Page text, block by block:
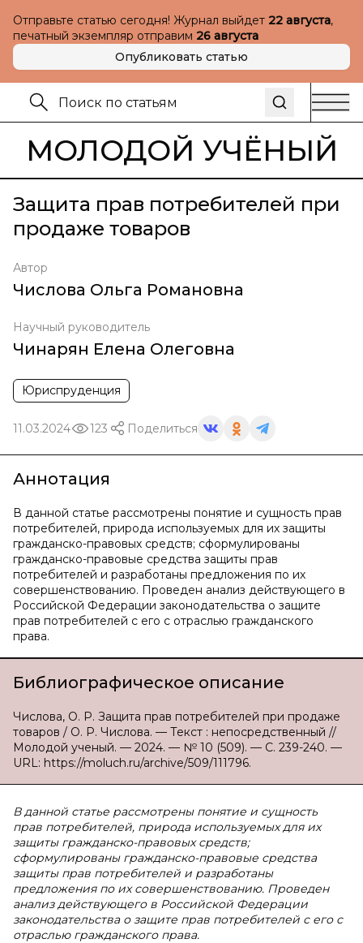
Отправьте статью сегодня! Журнал выйдет 22 августа,
печатный экземпляр отправим 26 августа
Опубликовать статью
МОЛОДОЙ УЧЁНЫЙ
Защита прав потребителей при
продаже товаров
Автор
Числова Ольга Романовна
Научный руководитель
Чинарян Елена Олеговна
Юриспруденция
11.03.2024 123 Поделиться
Аннотация
В данной статье рассмотрены понятие и сущность прав
потребителей, природа используемых для их защиты
гражданско-правовых средств; сформулированы
гражданско-правовые средства защиты прав
потребителей и разработаны предложения по их
совершенствованию. Проведен анализ действующего в
Российской Федерации законодательства о защите
прав потребителей с его с отраслью гражданского
права.
Библиографическое описание
Числова, О. Р. Защита прав потребителей при продаже
товаров / О. Р. Числова. — Текст : непосредственный //
Молодой ученый. — 2024. — № 10 (509). — С. 239-240. —
URL: https://moluch.ru/archive/509/111796.
В данной статье рассмотрены понятие и сущность
прав потребителей, природа используемых для их
защиты гражданско-правовых средств;
сформулированы гражданско-правовые средства
защиты прав потребителей и разработаны
предложения по их совершенствованию. Проведен
анализ действующего в Российской Федерации
законодательства о защите прав потребителей с его с
отраслью гражданского права.